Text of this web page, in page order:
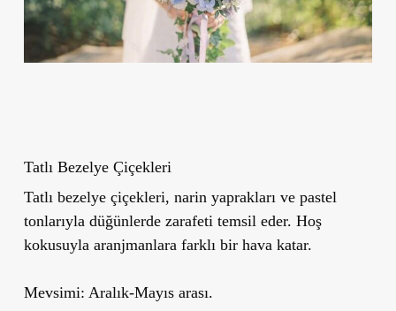
Tatlı Bezelye Çiçekleri
Tatlı bezelye çiçekleri, narin yaprakları ve pastel
tonlarıyla düğünlerde zarafeti temsil eder. Hoş
kokusuyla aranjmanlara farklı bir hava katar.
Mevsimi: Aralık-Mayıs arası.